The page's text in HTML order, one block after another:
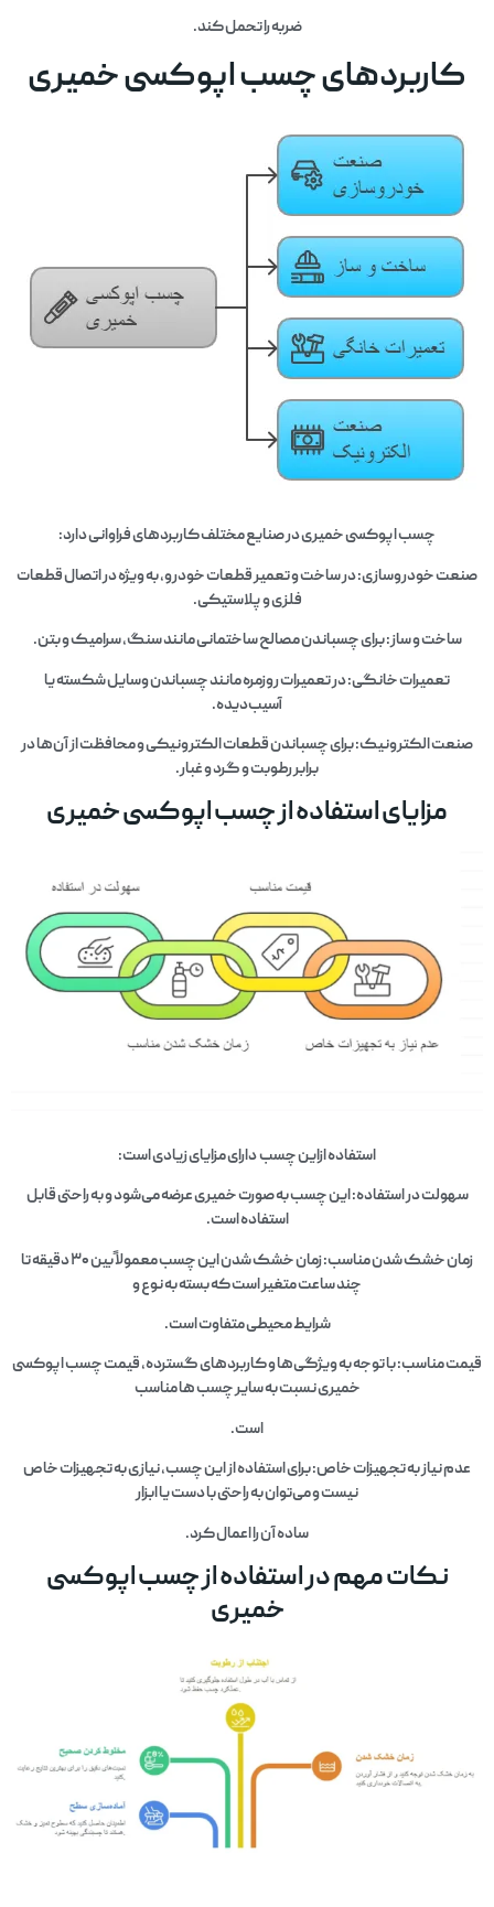
ضربه را تحمل کند.
کاربردهای چسب اپوکسی خمیری
چسب اپوکسی خمیری در صنایع مختلف کاربردهای فراوانی دارد:
صنعت خودروسازی: در ساخت و تعمیر قطعات خودرو، به ویژه در اتصال قطعات
فلزی و پلاستیکی.
ساخت و ساز: برای چسباندن مصالح ساختمانی مانند سنگ، سرامیک و بتن.
تعمیرات خانگی: در تعمیرات روزمره مانند چسباندن وسایل شکسته یا
آسیب‌دیده.
صنعت الکترونیک: برای چسباندن قطعات الکترونیکی و محافظت از آن‌ها در
برابر رطوبت و گرد و غبار.
مزایای استفاده از چسب اپوکسی خمیری
استفاده ازاین چسب دارای مزایای زیادی است:
سهولت در استفاده: این چسب به صورت خمیری عرضه می‌شود و به راحتی قابل
استفاده است.
زمان خشک شدن مناسب: زمان خشک شدن این چسب معمولاً بین ۳۰ دقیقه تا
چند ساعت متغیر است که بسته به نوع و
شرایط محیطی متفاوت است.
قیمت مناسب: با توجه به ویژگی‌ها و کاربردهای گسترده، قیمت چسب اپوکسی
خمیری نسبت به سایر چسب‌ ها مناسب
است.
عدم نیاز به تجهیزات خاص: برای استفاده از این چسب، نیازی به تجهیزات خاص
نیست و می‌توان به راحتی با دست یا ابزار
ساده آن را اعمال کرد.
نکات مهم در استفاده از چسب اپوکسی
خمیری